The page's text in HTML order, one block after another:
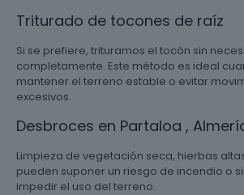
Triturado de tocones de raíz
Si se prefiere, trituramos el tocón sin
completamente. Este método es ideal
mantener el terreno estable o evitar
excesivos.
Desbroces en Partaloa ,
Limpieza de vegetación seca, hierbas
pueden suponer un riesgo de incendio o
impedir el uso del terreno.